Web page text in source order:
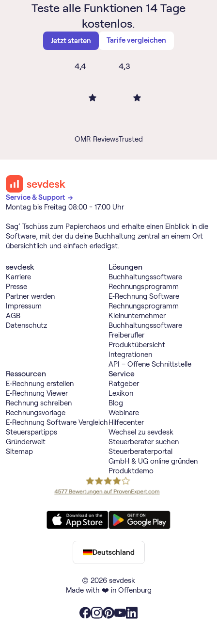
Teste alle Funktionen 14 Tage
kostenlos.
Jetzt starten Tarife vergleichen
4,4
OMR Reviews
4,3
Trusted
Service & Support →
Montag bis Freitag 08:00 - 17:00 Uhr
Sag’ Tschüss zum Papierchaos und erhalte einen Einblick in die
Software, mit der du deine Buchhaltung zentral an einem Ort
übersichtlich und einfach erledigst.
sevdesk
Karriere
Presse
Partner werden
Impressum
AGB
Datenschutz
Lösungen
Buch­haltungs­software
Rechnungs­programm
E‑Rechnung Software
Rechnungs­programm
Kleinunternehmer
Buch­haltungs­software
Freiberufler
Produktübersicht
Integrationen
API – Offene Schnittstelle
Ressourcen
E‑Rechnung erstellen
E‑Rechnung Viewer
Rechnung schreiben
Rechnungsvorlage
E‑Rechnung Software Vergleich
Steuerspartipps
Gründerwelt
Sitemap
Service
Ratgeber
Lexikon
Blog
Webinare
Hilfecenter
Wechsel zu sevdesk
Steuerberater suchen
Steuerberaterportal
GmbH & UG online gründen
Produktdemo
© 2026 sevdesk
Made with ❤️ in Offenburg
Deutschland